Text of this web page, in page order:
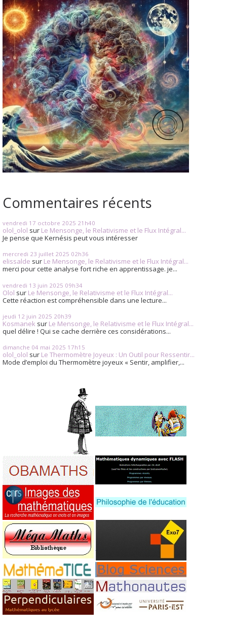
Commentaires récents
vendredi 17 octobre 2025 21h40
olol_olol sur Le Mensonge, le Relativisme et le Flux Intégral...
Je pense que Kernésis peut vous intéresser
mercredi 23 juillet 2025 02h36
elissalde sur Le Mensonge, le Relativisme et le Flux Intégral...
merci pour cette analyse fort riche en apprentissage. je...
vendredi 13 juin 2025 09h34
Olol sur Le Mensonge, le Relativisme et le Flux Intégral...
Cette réaction est compréhensible dans une lecture...
jeudi 12 juin 2025 20h39
Kosmanek sur Le Mensonge, le Relativisme et le Flux Intégral...
quel délire ! Qui se cache derrière ces considérations...
dimanche 04 mai 2025 17h15
olol_olol sur Le Thermomètre Joyeux : Un Outil pour Ressentir...
Mode d’emploi du Thermomètre joyeux « Sentir, amplifier,...